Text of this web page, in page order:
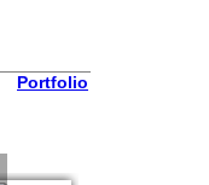
Portfolio